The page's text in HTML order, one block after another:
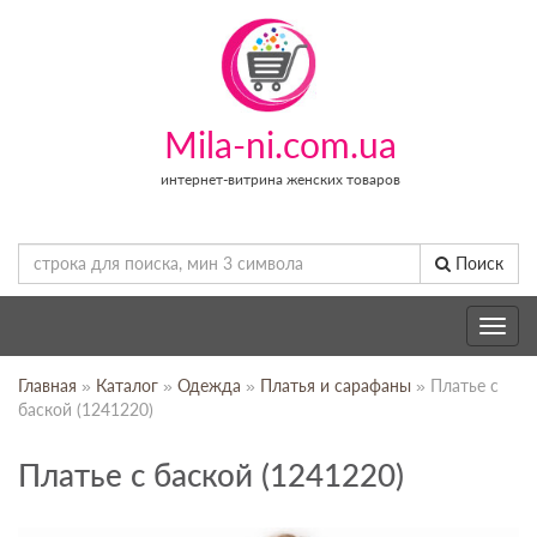
Mila-ni.com.ua
интернет-витрина женских товаров
Поиск
Toggle
Главная » Каталог » Одежда » Платья и сарафаны » Платье с
баской (1241220)
Платье с баской (1241220)